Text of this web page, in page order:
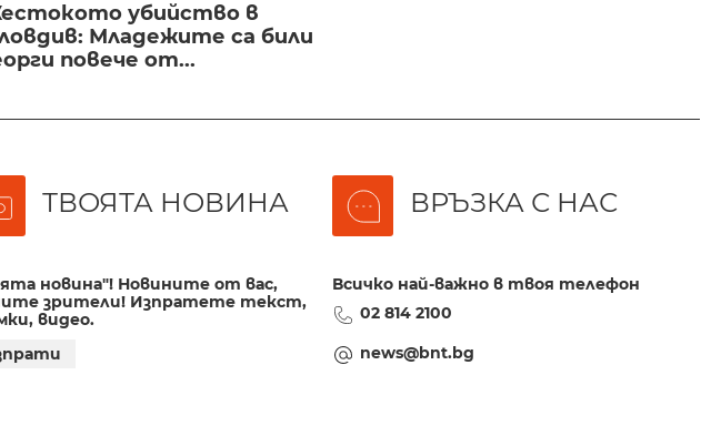
убийство в
Младежите са били
повече от...
ТВОЯТА НОВИНА
новина"! Новините от вас,
зрители! Изпратете текст,
видео.
ВРЪЗКА С НАС
Всичко най-важно в твоя телефон
02 814 2100
news@bnt.bg